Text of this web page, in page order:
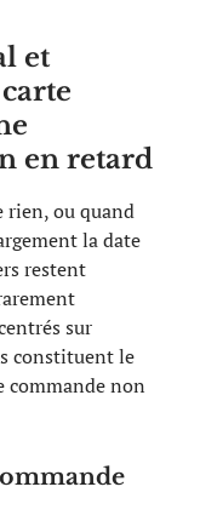
et
en retard
rien, ou quand
la date
restent
sur
constituent le
commande non